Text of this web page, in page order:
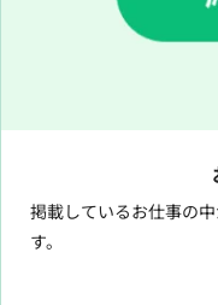
掲載しているお仕事の
す。